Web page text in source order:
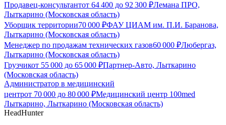
Продавец-консультантот 64 400 до 92 300 ₽Лемана ПРО,
Лыткарино (Московская область)
Уборщик территории70 000 ₽ФАУ ЦИАМ им. П.И. Баранова,
Лыткарино (Московская область)
Менеджер по продажам технических газов60 000 ₽Любергаз,
Лыткарино (Московская область)
Грузчикот 55 000 до 65 000 ₽Партнер-Авто, Лыткарино
(Московская область)
Администратор в медицинский
центрот 70 000 до 80 000 ₽Медицинский центр 100med
Лыткарино, Лыткарино (Московская область)
HeadHunter